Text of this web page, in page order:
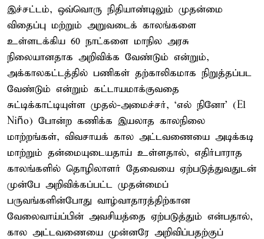
இச்சட்டம், ஒவ்வொரு நிதியாண்டிலும் முதன்மை
விதைப்பு மற்றும் அறுவடைக் காலங்களை
உள்ளடக்கிய 60 நாட்களை மாநில அரசு
நிலையானதாக அறிவிக்க வேண்டும் என்றும்,
அக்காலகட்டத்தில் பணிகள் தற்காலிகமாக நிறுத்தப்பட
வேண்டும் என்றும் கட்டாயமாக்குவதை
சுட்டிக்காட்டியுள்ள முதல்-அமைச்சர், ‘எல் நினோ’ (El
Niño) போன்ற கணிக்க இயலாத காலநிலை
மாற்றங்கள், விவசாயக் கால அட்டவணையை அடிக்கடி
மாற்றும் தன்மையுடையதாய் உள்ளதால், எதிர்பாராத
காலங்களில் தொழிலாளர் தேவையை ஏற்படுத்துவதுடன்
முன்பே அறிவிக்கப்பட்ட முதன்மைப்
பருவங்களின்போது வாழ்வாதாரத்திற்கான
வேலைவாய்ப்பின் அவசியத்தை ஏற்படுத்தும் என்பதால்,
கால அட்டவணையை முன்னரே அறிவிப்பதற்குப்